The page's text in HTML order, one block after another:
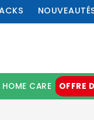
HOME CARE OFFRE